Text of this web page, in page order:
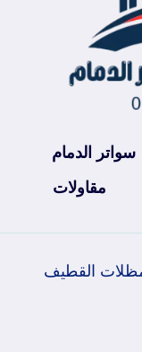
سواتر الدمام
مقاولات